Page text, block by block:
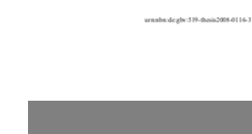
urn:nbn:de:gbv:519-thesis2008-0116-3